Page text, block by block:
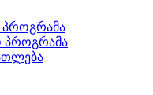
პროგრამა